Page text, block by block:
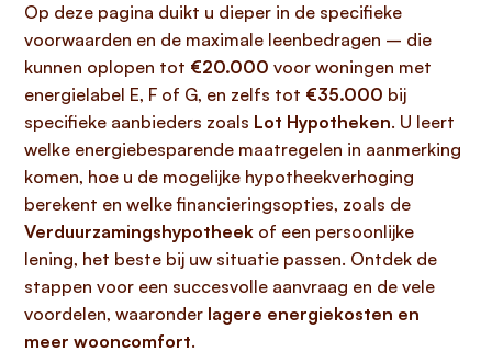
Op deze pagina duikt u dieper in de specifieke
voorwaarden en de maximale leenbedragen – die
kunnen oplopen tot €20.000 voor woningen met
energielabel E, F of G, en zelfs tot €35.000 bij
specifieke aanbieders zoals Lot Hypotheken. U leert
welke energiebesparende maatregelen in aanmerking
komen, hoe u de mogelijke hypotheekverhoging
berekent en welke financieringsopties, zoals de
Verduurzamingshypotheek of een persoonlijke
lening, het beste bij uw situatie passen. Ontdek de
stappen voor een succesvolle aanvraag en de vele
voordelen, waaronder lagere energiekosten en
meer wooncomfort.